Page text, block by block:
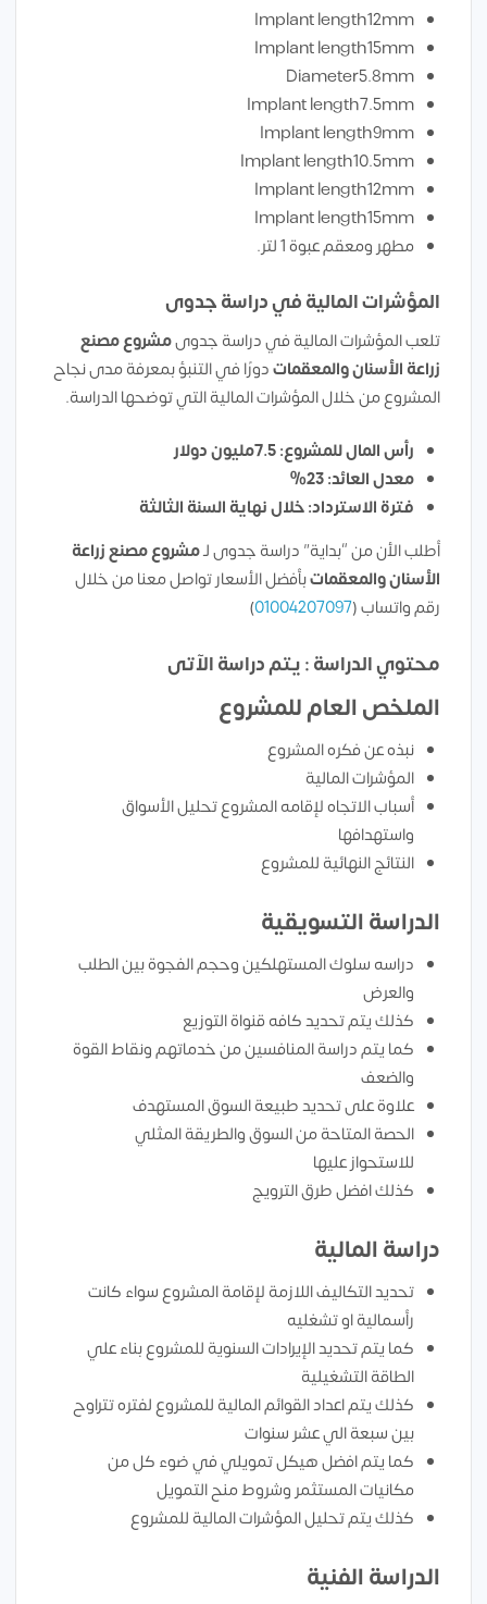
Implant length12mm
Implant length15mm
Diameter5.8mm
Implant length7.5mm
Implant length9mm
Implant length10.5mm
Implant length12mm
Implant length15mm
مطهر ومعقم عبوة 1 لتر.
المؤشرات المالية في دراسة جدوى
تلعب المؤشرات المالية في دراسة جدوىمشروعمصنع
زراعة الأسنان والمعقماتدورًا في التنبؤ بمعرفة مدى نجاح
المشروع من خلال المؤشرات المالية التي توضحها الدراسة.
رأس المال للمشروع: 7.5مليون دولار
معدل العائد: 23%
فترة الاسترداد: خلال نهاية السنة الثالثة
أطلب الأن من “بداية” دراسة جدوى لـمشروعمصنع زراعة
الأسنان والمعقماتبأفضل الأسعار تواصل معنا من خلال
رقم واتساب (01004207097
)
محتوي الدراسة : يتم دراسة الآتى
الملخص العام للمشروع
نبذه عن فكره المشروع
المؤشرات المالية
أسباب الاتجاه لإقامه المشروع تحليل الأسواق
واستهدافها
النتائج النهائية للمشروع
الدراسة التسويقية
دراسه سلوك المستهلكين وحجم الفجوة بين الطلب
والعرض
كذلك يتم تحديد كافه قنواة التوزيع
كما يتم دراسة المنافسين من خدماتهم ونقاط القوة
والضعف
علاوة على تحديد طبيعة السوق المستهدف
الحصة المتاحة من السوق والطريقة المثلي
للاستحواز عليها
كذلك افضل طرق الترويج
دراسة المالية
تحديد التكاليف اللازمة لإقامة المشروع سواء كانت
رأسمالية او تشغليه
كما يتم تحديد الإيرادات السنوية للمشروع بناء علي
الطاقة التشغيلية
كذلك يتم اعداد القوائم المالية للمشروع لفتره تتراوح
بين سبعة الي عشر سنوات
كما يتم افضل هيكل تمويلي في ضوء كل من
مكانيات المستثمر وشروط منح التمويل
كذلك يتم تحليل المؤشرات المالية للمشروع
الدراسة الفنية